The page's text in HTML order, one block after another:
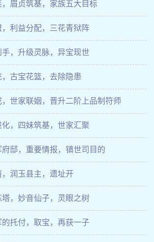
眉贞筑基，家族五大目标
利益分配，三花青狱阵
，升级灵脉，异宝现世
古宝花篮，去除隐患
世家联姻，晋升二阶上品制符师
，四妹筑基，世家汇聚
邸，重要情报，镇世司目的
润玉县主，遗址开
，妙音仙子，灵眼之树
托付，取宝，再获一子